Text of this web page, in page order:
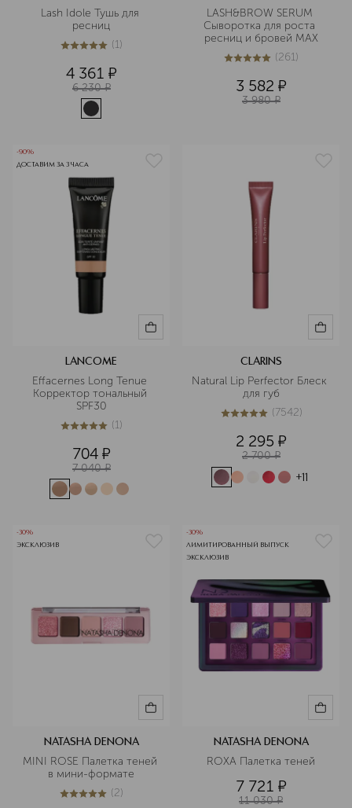
Lash Idole Тушь для
ресниц
5из 51 (1)
4 361 ¤
6 230 ¤
LASH&BROW SERUM
Сыворотка для роста
ресниц и бровей MAX
5из 5261 (261)
3 582 ¤
3 980 ¤
-90%
ДОСТАВИМ ЗА 3 ЧАСА
LANCOME
Effacernes Long Tenue
Корректор тональный
SPF30
5из 51 (1)
704 ¤
7 040 ¤
CLARINS
Natural Lip Perfector Блеск
для губ
5из 57542 (7542)
2 295 ¤
2 700 ¤
+11
-30%
ЭКСКЛЮЗИВ
NATASHA DENONA
MINI ROSE Палетка теней
в мини-формате
5из 52 (2)
-30%
ЛИМИТИРОВАННЫЙ ВЫПУСК
ЭКСКЛЮЗИВ
NATASHA DENONA
ROXA Палетка теней
7 721 ¤
11 030 ¤